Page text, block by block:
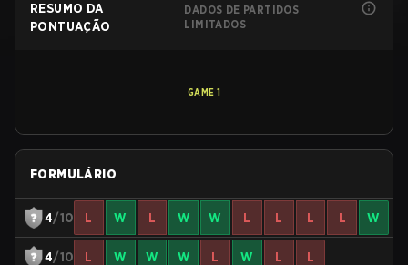
RESUMO DA
PONTUAÇÃO
DADOS DE PARTIDOS
LIMITADOS
GAME 1
FORMULÁRIO
4/10 L W L W W L L L L W
4/10 L W W W L W L L